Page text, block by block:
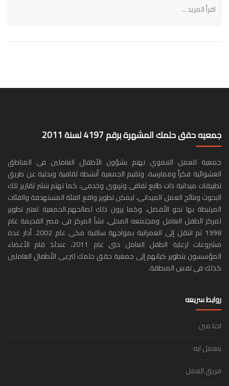
اقرأ المزيد ...
جمعيه حقق حلمك المشهرة برقم 4197 لسنة 2011
جمعية للعمل التنموي تهتم بشؤون الأطفال العاملين فى المناطق
العشوائية فكراً وممارسة. وتقيم الجمعية أنشطة ثقافية وبحثية عن طريق
تطبيقات ميدانية ذات طابع ثقافى وتربوى وخدمى، كما تهتم بنشر تقارير تلك
البحوث ونتائج العمل الميدانى، ليمكن تطوير واقع الفئة المستهدفة والفئات
المرتبطة بها نحو الأفضل، وكما يرون ذلك لصالحهم.الجمعية تعتبر تطوير
لمركز الطفل العامل ومجتمعه المحلى. نشأ المركز فى مصر القديمة عام
1998 ثم انتقل إلى العمرانية بمواجهة ساقية مكى عام 2002. أدار عدة
مشروعات لرعاية الطفل العامل حتى عام 2011، عندئذ قام الأعضاء
المؤسسون بتطوير كيانهم إلى جمعية حقق حلمك لترعى الأطفال العاملين
كذلك فى نفس المنطقة.
روابط سريعه
احنا مين
بنعمل ايه
فريق العمل